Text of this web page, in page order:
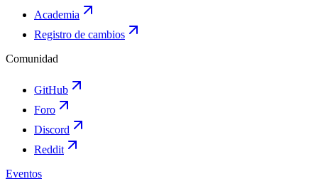
Academia
Registro de cambios
Comunidad
GitHub
Foro
Discord
Reddit
Eventos